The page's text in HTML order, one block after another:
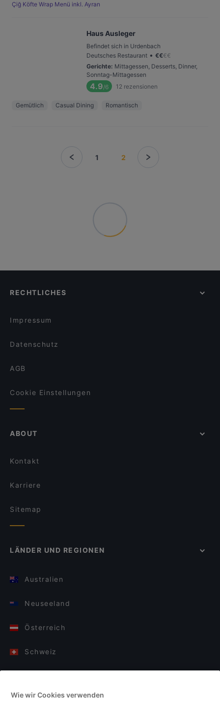
Çiğ Köfte Wrap Menü inkl. Ayran
Haus Ausleger
Befindet sich in Urdenbach
Deutsches Restaurant • €€€€
Gerichte: Mittagessen, Desserts, Dinner,
Sonntag-Mittagessen
4.9/6 12 rezensionen
Gemütlich Casual Dining Romantisch
1 2
RECHTLICHES
Impressum
Datenschutz
AGB
Cookie Einstellungen
ABOUT
Kontakt
Karriere
Sitemap
LÄNDER UND REGIONEN
Australien
Neuseeland
Österreich
Schweiz
Wie wir Cookies verwenden